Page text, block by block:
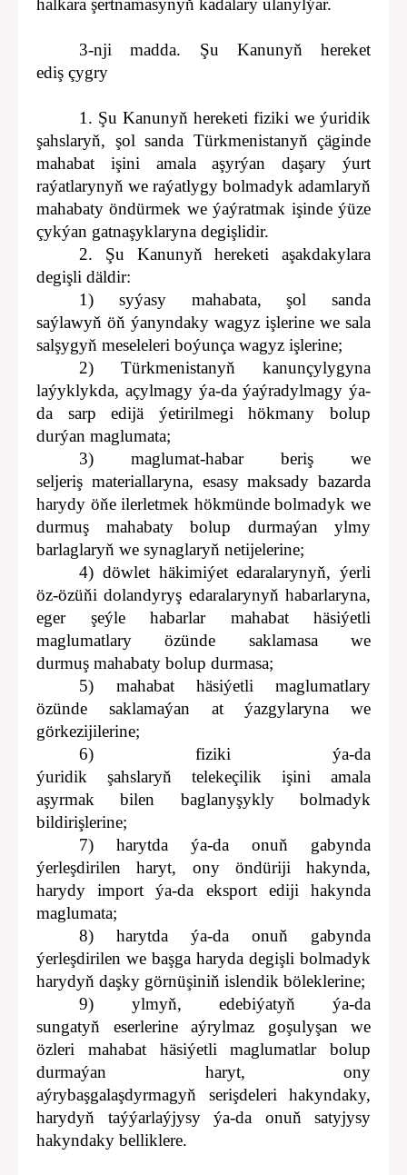
halkara şertnamasynyň kadalary ulanylýar.
3-nji madda. Şu Kanunyň hereket
ediş çygry
1. Şu Kanunyň hereketi fiziki we ýuridik
şahslaryň, şol sanda Türkmenistanyň çäginde
mahabat işini amala aşyrýan daşary ýurt
raýatlarynyň we raýatlygy bolmadyk adamlaryň
mahabaty öndürmek we ýaýratmak işinde ýüze
çykýan gatnaşyklaryna degişlidir.
2. Şu Kanunyň hereketi aşakdakylara
degişli däldir:
1) syýasy mahabata, şol sanda
saýlawyň öň ýanyndaky wagyz işlerine we sala
salşygyň meseleleri boýunça wagyz işlerine;
2) Türkmenistanyň kanunçylygyna
laýyklykda, açylmagy ýa-da ýaýradylmagy ýa-
da sarp edijä ýetirilmegi hökmany bolup
durýan maglumata;
3) maglumat-habar beriş we
seljeriş materiallaryna, esasy maksady bazarda
harydy öňe ilerletmek hökmünde bolmadyk we
durmuş mahabaty bolup durmaýan ylmy
barlaglaryň we synaglaryň netijelerine;
4) döwlet häkimiýet edaralarynyň, ýerli
öz-özüňi dolandyryş edaralarynyň habarlaryna,
eger şeýle habarlar mahabat häsiýetli
maglumatlary özünde saklamasa we
durmuş mahabaty bolup durmasa;
5) mahabat häsiýetli maglumatlary
özünde saklamaýan at ýazgylaryna we
görkezijilerine;
6) fiziki ýa-da
ýuridik şahslaryň telekeçilik işini amala
aşyrmak bilen baglanyşykly bolmadyk
bildirişlerine;
7) harytda ýa-da onuň gabynda
ýerleşdirilen haryt, ony öndüriji hakynda,
harydy import ýa-da eksport ediji hakynda
maglumata;
8) harytda ýa-da onuň gabynda
ýerleşdirilen we başga haryda degişli bolmadyk
harydyň daşky görnüşiniň islendik böleklerine;
9) ylmyň, edebiýatyň ýa-da
sungatyň eserlerine aýrylmaz goşulyşan we
özleri mahabat häsiýetli maglumatlar bolup
durmaýan haryt, ony
aýrybaşgalaşdyrmagyň serişdeleri hakyndaky,
harydyň taýýarlaýjysy ýa-da onuň satyjysy
hakyndaky belliklere.